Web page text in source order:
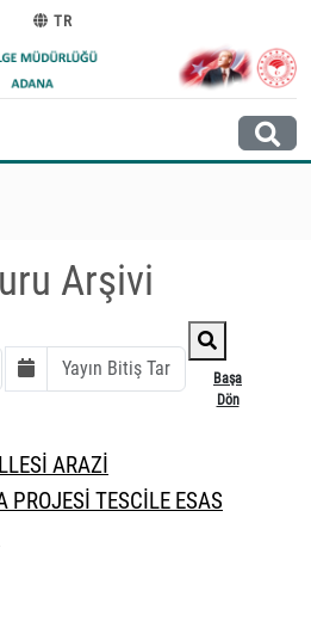
TR
Arşivi
Başa
Dön
ARAZİ
PROJESİ TESCİLE ESAS